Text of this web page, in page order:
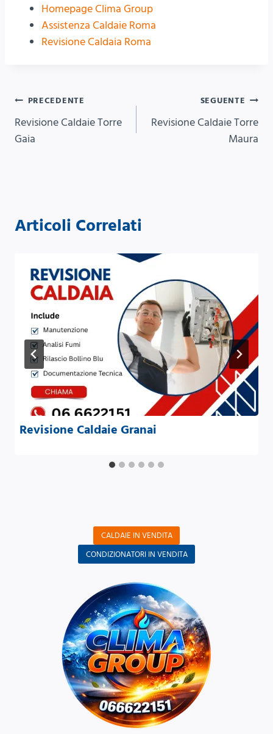
Homepage Clima Group
Assistenza Caldaie Roma
Revisione Caldaia Roma
Navigazione
articoli
PRECEDENTE
Revisione Caldaie Torre
Gaia
SEGUENTE
Revisione Caldaie Torre
Maura
Articoli Correlati
Revisione Caldaie Granai
CALDAIE IN VENDITA
CONDIZIONATORI IN VENDITA